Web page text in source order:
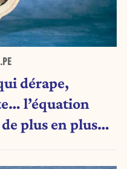
dérape,
l’équation
plus en plus